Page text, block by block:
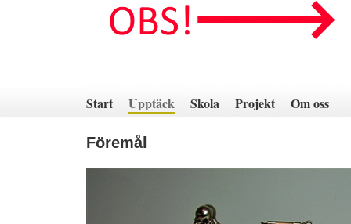
innehåll
Start Upptäck Skola Projekt Om oss
Föremål